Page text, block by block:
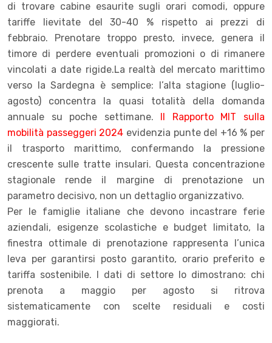
di trovare cabine esaurite sugli orari comodi, oppure
tariffe lievitate del 30-40 % rispetto ai prezzi di
febbraio. Prenotare troppo presto, invece, genera il
timore di perdere eventuali promozioni o di rimanere
vincolati a date rigide.La realtà del mercato marittimo
verso la Sardegna è semplice: l’alta stagione (luglio-
agosto) concentra la quasi totalità della domanda
annuale su poche settimane. Il Rapporto MIT sulla
mobilità passeggeri 2024 evidenzia punte del +16 % per
il trasporto marittimo, confermando la pressione
crescente sulle tratte insulari. Questa concentrazione
stagionale rende il margine di prenotazione un
parametro decisivo, non un dettaglio organizzativo.
Per le famiglie italiane che devono incastrare ferie
aziendali, esigenze scolastiche e budget limitato, la
finestra ottimale di prenotazione rappresenta l’unica
leva per garantirsi posto garantito, orario preferito e
tariffa sostenibile. I dati di settore lo dimostrano: chi
prenota a maggio per agosto si ritrova
sistematicamente con scelte residuali e costi
maggiorati.